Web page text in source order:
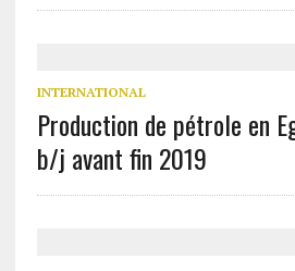
INTERNATIONAL
Production de pétrole en
b/j avant fin 2019